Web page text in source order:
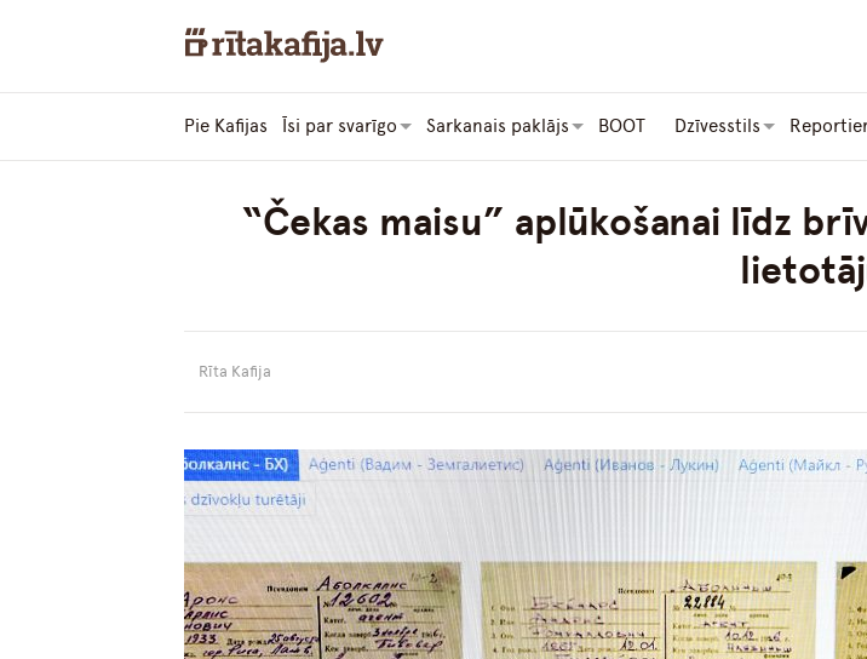
Pie Kafijas Īsi par svarīgo Sarkanais paklājs BOOT Dzīvesstils
“Čekas maisu” aplūkošanai līdz
Rīta Kafija